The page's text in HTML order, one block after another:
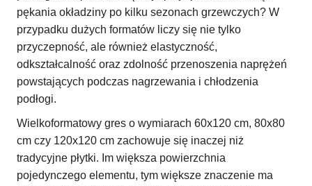
pękania okładziny po kilku sezonach grzewczych? W
przypadku dużych formatów liczy się nie tylko
przyczepność, ale również elastyczność,
odkształcalność oraz zdolność przenoszenia naprężeń
powstających podczas nagrzewania i chłodzenia
podłogi.
Wielkoformatowy gres o wymiarach 60x120 cm, 80x80
cm czy 120x120 cm zachowuje się inaczej niż
tradycyjne płytki. Im większa powierzchnia
pojedynczego elementu, tym większe znaczenie ma